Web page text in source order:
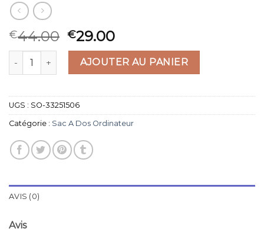
€44.00 €29.00
quantité de sac a dos ordinateur
AJOUTER AU PANIER
UGS : SO-33251506
Catégorie : Sac A Dos Ordinateur
AVIS (0)
Avis